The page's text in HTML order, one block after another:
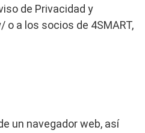
de Privacidad y
a los socios de 4SMART,
un navegador web, así